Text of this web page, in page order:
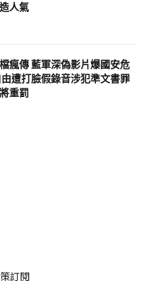
人氣
瘋傳 藍軍深偽影片爆國安危
遭打臉假錄音涉犯準文書罪
重罰
訂閱